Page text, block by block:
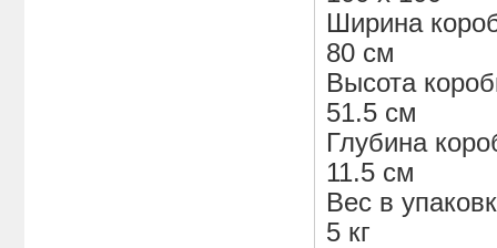
Ширина
80 см
Высота
51.5 см
Глубина
11.5 см
Вес в
5 кг